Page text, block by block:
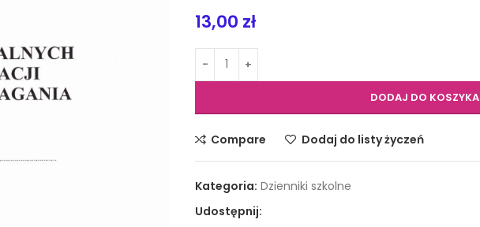
13,00 zł
DODAJ DO KOSZYKA
Compare Dodaj do listy życzeń
Kategoria: Dzienniki szkolne
Udostępnij: